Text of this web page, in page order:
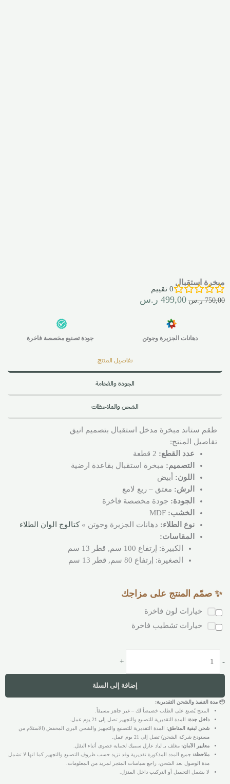
مبخرة استقبال
0 تقييم
750,00 ر.س 499,00 ر.س
دهانات الجزيرة وجوتن جودة تصنيع مخصصة فاخرة
تفاصيل المنتج
الجودة والفخامة
الشحن والملاحظات
طقم ستاند مبخرة مدخل استقبال بتصميم انيق
تفاصيل المنتج:
عدد القطع:
التصميم: مبخرة استقبال بقاعدة ارضية
اللون: أبيض
الرش: معتق – ربع لامع
الجودة: جودة مخصصة فاخرة
الخشب:
نوع الطلاء: دهانات الجزيرة وجوتن »كتالوج الوان الطلاء
المقاسات:
الكبيرة: إرتفاع 100 سم, قطر 13 سم
الصغيرة: إرتفاع 80 سم, قطر 13 سم
✨ صمّم المنتج على مزاجك
خيارات لون فاخرة
خيارات تشطيب فاخرة
-
+
إضافة إلى السلة
📦 مدة التنفيذ والشحن التقديرية:
المنتج يُصنع على الطلب خصيصاً لك – غير جاهز مسبقاً.
داخل جدة: المدة التقديرية للتصنيع والتجهيز تصل إلى 21 يوم عمل.
شحن لبقية المناطق: المدة التقديرية للتصنيع والتجهيز والشحن البري المخفض (الاستلام من
مستودع شركة الشحن) تصل إلى 21 يوم عمل.
معايير الأمان: مغلف بـ لباد عازل سميك لحماية قصوى أثناء النقل.
ملاحظة: جميع المدد المذكورة تقديرية وقد تزيد حسب ظروف التصنيع والتجهيز كما انها لا تشمل
مدة الوصول بعد الشحن، راجع سياسات المتجر لمزيد من المعلومات.
لا يشمل التحميل أو التركيب داخل المنزل.